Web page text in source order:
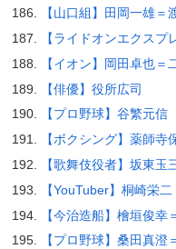
【山口組】田岡一雄＝
【ライドオンエクスプ
【イオン】岡田卓也
【俳優】役所広司
【プロ野球】谷繁元信
【ボクシング】薬師寺
【歌舞伎役者】坂東玉
【YouTuber】桐崎栄二
【今治造船】檜垣俊幸
【プロ野球】桑田真澄